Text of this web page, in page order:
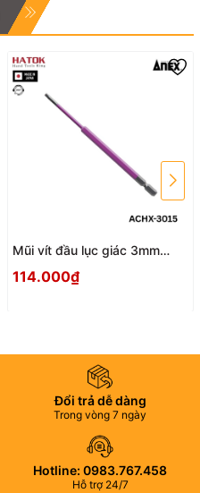
Mũi vít đầu lục giác 3mm
114.000₫
Đổi trả dễ dàng
Trong vòng 7 ngày
Hotline: 0983.767.458
Hỗ trợ 24/7